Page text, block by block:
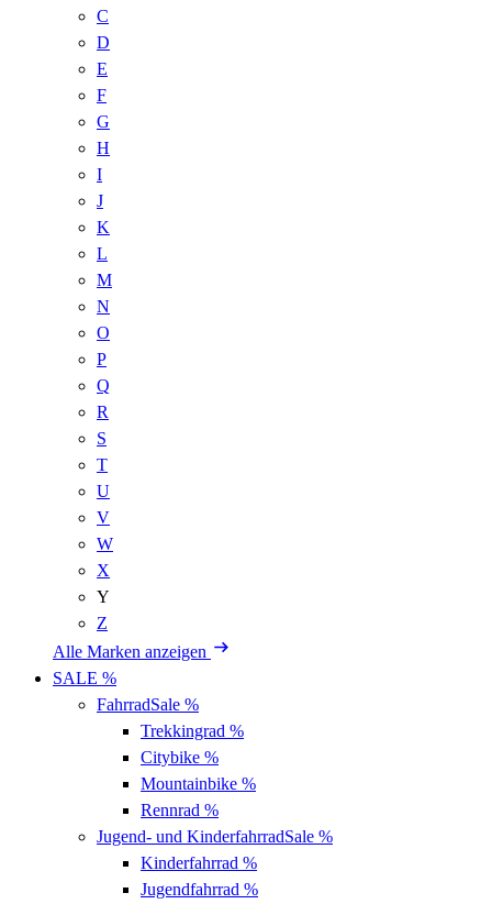
C
D
E
F
G
H
I
J
K
L
M
N
O
P
Q
R
S
T
U
V
W
X
Y
Z
Alle Marken anzeigen
SALE %
FahrradSale %
Trekkingrad %
Citybike %
Mountainbike %
Rennrad %
Jugend- und KinderfahrradSale %
Kinderfahrrad %
Jugendfahrrad %